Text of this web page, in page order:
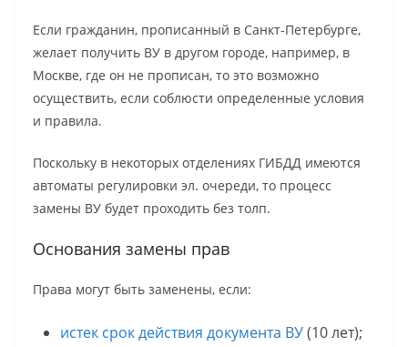
Если гражданин, прописанный в Санкт-Петербурге,
желает получить ВУ в другом городе, например, в
Москве, где он не прописан, то это возможно
осуществить, если соблюсти определенные условия
и правила.
Поскольку в некоторых отделениях ГИБДД имеются
автоматы регулировки эл. очереди, то процесс
замены ВУ будет проходить без толп.
Основания замены прав
Права могут быть заменены, если:
истек срок действия документа ВУ(10 лет);